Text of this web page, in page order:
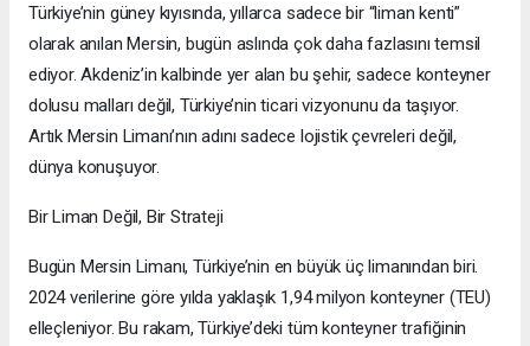
Türkiye’nin güney kıyısında, yıllarca sadece bir “liman kenti”
olarak anılan Mersin, bugün aslında çok daha fazlasını temsil
ediyor. Akdeniz’in kalbinde yer alan bu şehir, sadece konteyner
dolusu malları değil, Türkiye’nin ticari vizyonunu da taşıyor.
Artık Mersin Limanı’nın adını sadece lojistik çevreleri değil,
dünya konuşuyor.
Bir Liman Değil, Bir Strateji
Bugün Mersin Limanı, Türkiye’nin en büyük üç limanından biri.
2024 verilerine göre yılda yaklaşık 1,94 milyon konteyner (TEU)
elleçleniyor. Bu rakam, Türkiye’deki tüm konteyner trafiğinin